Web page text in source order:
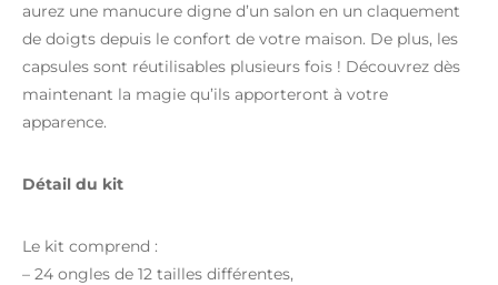
aurez une manucure digne d’un salon en un claquement
de doigts depuis le confort de votre maison. De plus, les
capsules sont réutilisables plusieurs fois ! Découvrez dès
maintenant la magie qu’ils apporteront à votre
apparence.
Détail du kit
Le kit comprend :
– 24 ongles de 12 tailles différentes,